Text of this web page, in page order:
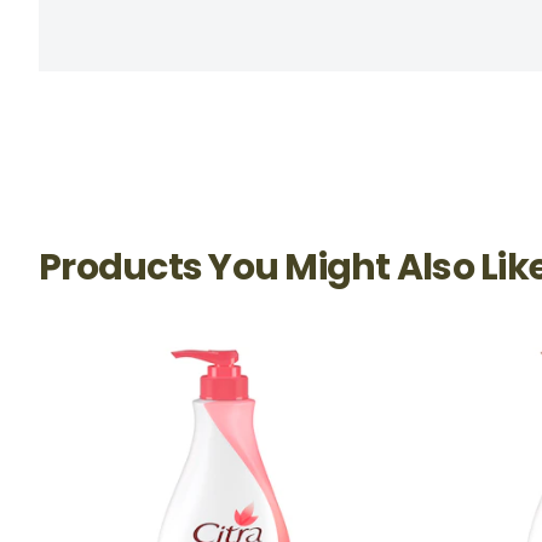
Products You Might Also